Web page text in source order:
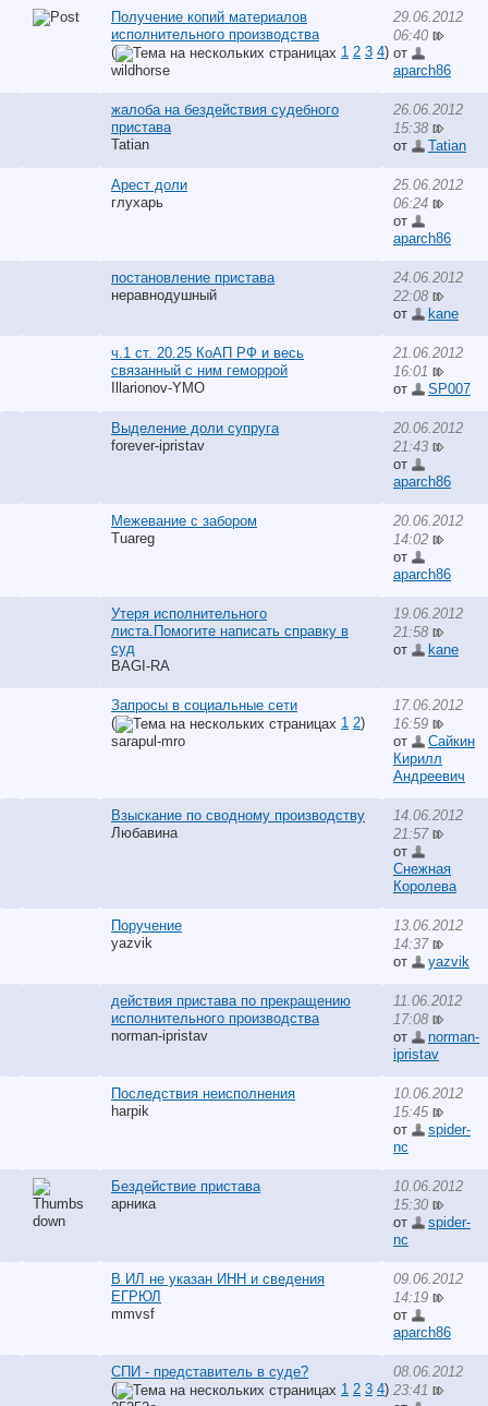
Получение копий материалов
исполнительного производства
(
1 2 3 4)
wildhorse
29.06.2012
06:40
от
aparch86
жалоба на бездействия судебного
пристава
Tatian
26.06.2012
15:38
от
Tatian
Арест доли
глухарь
25.06.2012
06:24
от
aparch86
постановление пристава
неравнодушный
24.06.2012
22:08
от
kane
ч.1 ст. 20.25 КоАП РФ и весь
связанный с ним геморрой
Illarionov-YMO
21.06.2012
16:01
от
SP007
Выделение доли супруга
forever-ipristav
20.06.2012
21:43
от
aparch86
Межевание с забором
Tuareg
20.06.2012
14:02
от
aparch86
Утеря исполнительного
листа.Помогите написать справку в
суд
BAGI-RA
19.06.2012
21:58
от
kane
Запросы в социальные сети
(
1 2)
sarapul-mro
17.06.2012
16:59
от
Сайкин
Кирилл
Андреевич
Взыскание по сводному производству
Любавина
14.06.2012
21:57
от
Снежная
Королева
Поручение
yazvik
13.06.2012
14:37
от
yazvik
действия пристава по прекращению
исполнительного производства
norman-ipristav
11.06.2012
17:08
от
norman-
ipristav
Последствия неисполнения
harpik
10.06.2012
15:45
от
spider-
nc
Бездействие пристава
арника
10.06.2012
15:30
от
spider-
nc
В ИЛ не указан ИНН и сведения
ЕГРЮЛ
mmvsf
09.06.2012
14:19
от
aparch86
СПИ - представитель в суде?
(
1 2 3 4)
08.06.2012
23:41